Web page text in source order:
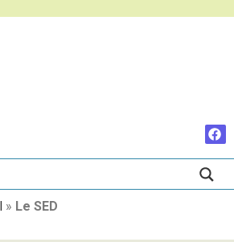
» Le SED